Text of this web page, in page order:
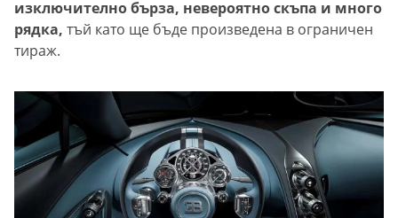
изключително бърза, невероятно скъпа и много
рядка, тъй като ще бъде произведена в ограничен
тираж.